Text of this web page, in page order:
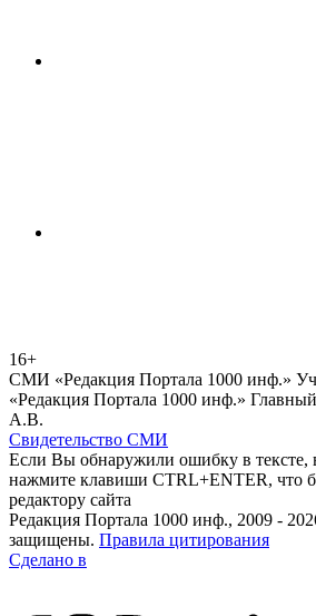
16+
СМИ «Редакция Портала 1000 инф.»
«Редакция Портала 1000 инф.»
А.В.
Свидетельство СМИ
Если Вы обнаружили ошибку в тексте,
нажмите клавиши CTRL+ENTER, что
редактору сайта
Редакция Портала 1000 инф., 2009 -
защищены. Правила цитирования
Сделано в